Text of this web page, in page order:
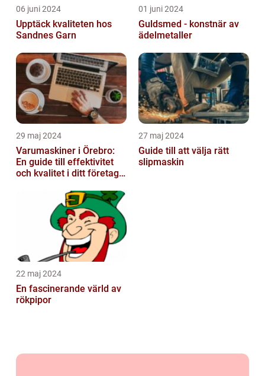
06 juni 2024
Upptäck kvaliteten hos
Sandnes Garn
01 juni 2024
Guldsmed - konstnär av
ädelmetaller
29 maj 2024
Varumaskiner i Örebro:
En guide till effektivitet
och kvalitet i ditt företags
27 maj 2024
Guide till att välja rätt
slipmaskin
22 maj 2024
En fascinerande värld av
rökpipor